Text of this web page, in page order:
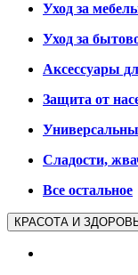
Уход за
Уход за
Аксессуары
Защита от
Сладости,
Все остальное
КРАСОТА И